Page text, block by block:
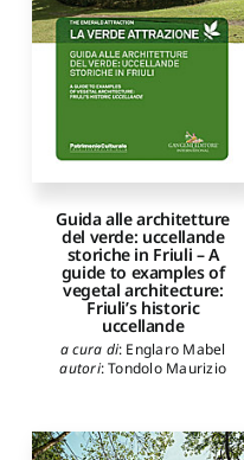
Guida alle architetture
del verde: uccellande
storiche in Friuli – A
guide to examples of
vegetal architecture:
Friuli’s historic
uccellande
a cura di: Englaro Mabel
autori:Tondolo Maurizio